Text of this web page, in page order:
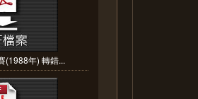
(1988年) 轉錯...